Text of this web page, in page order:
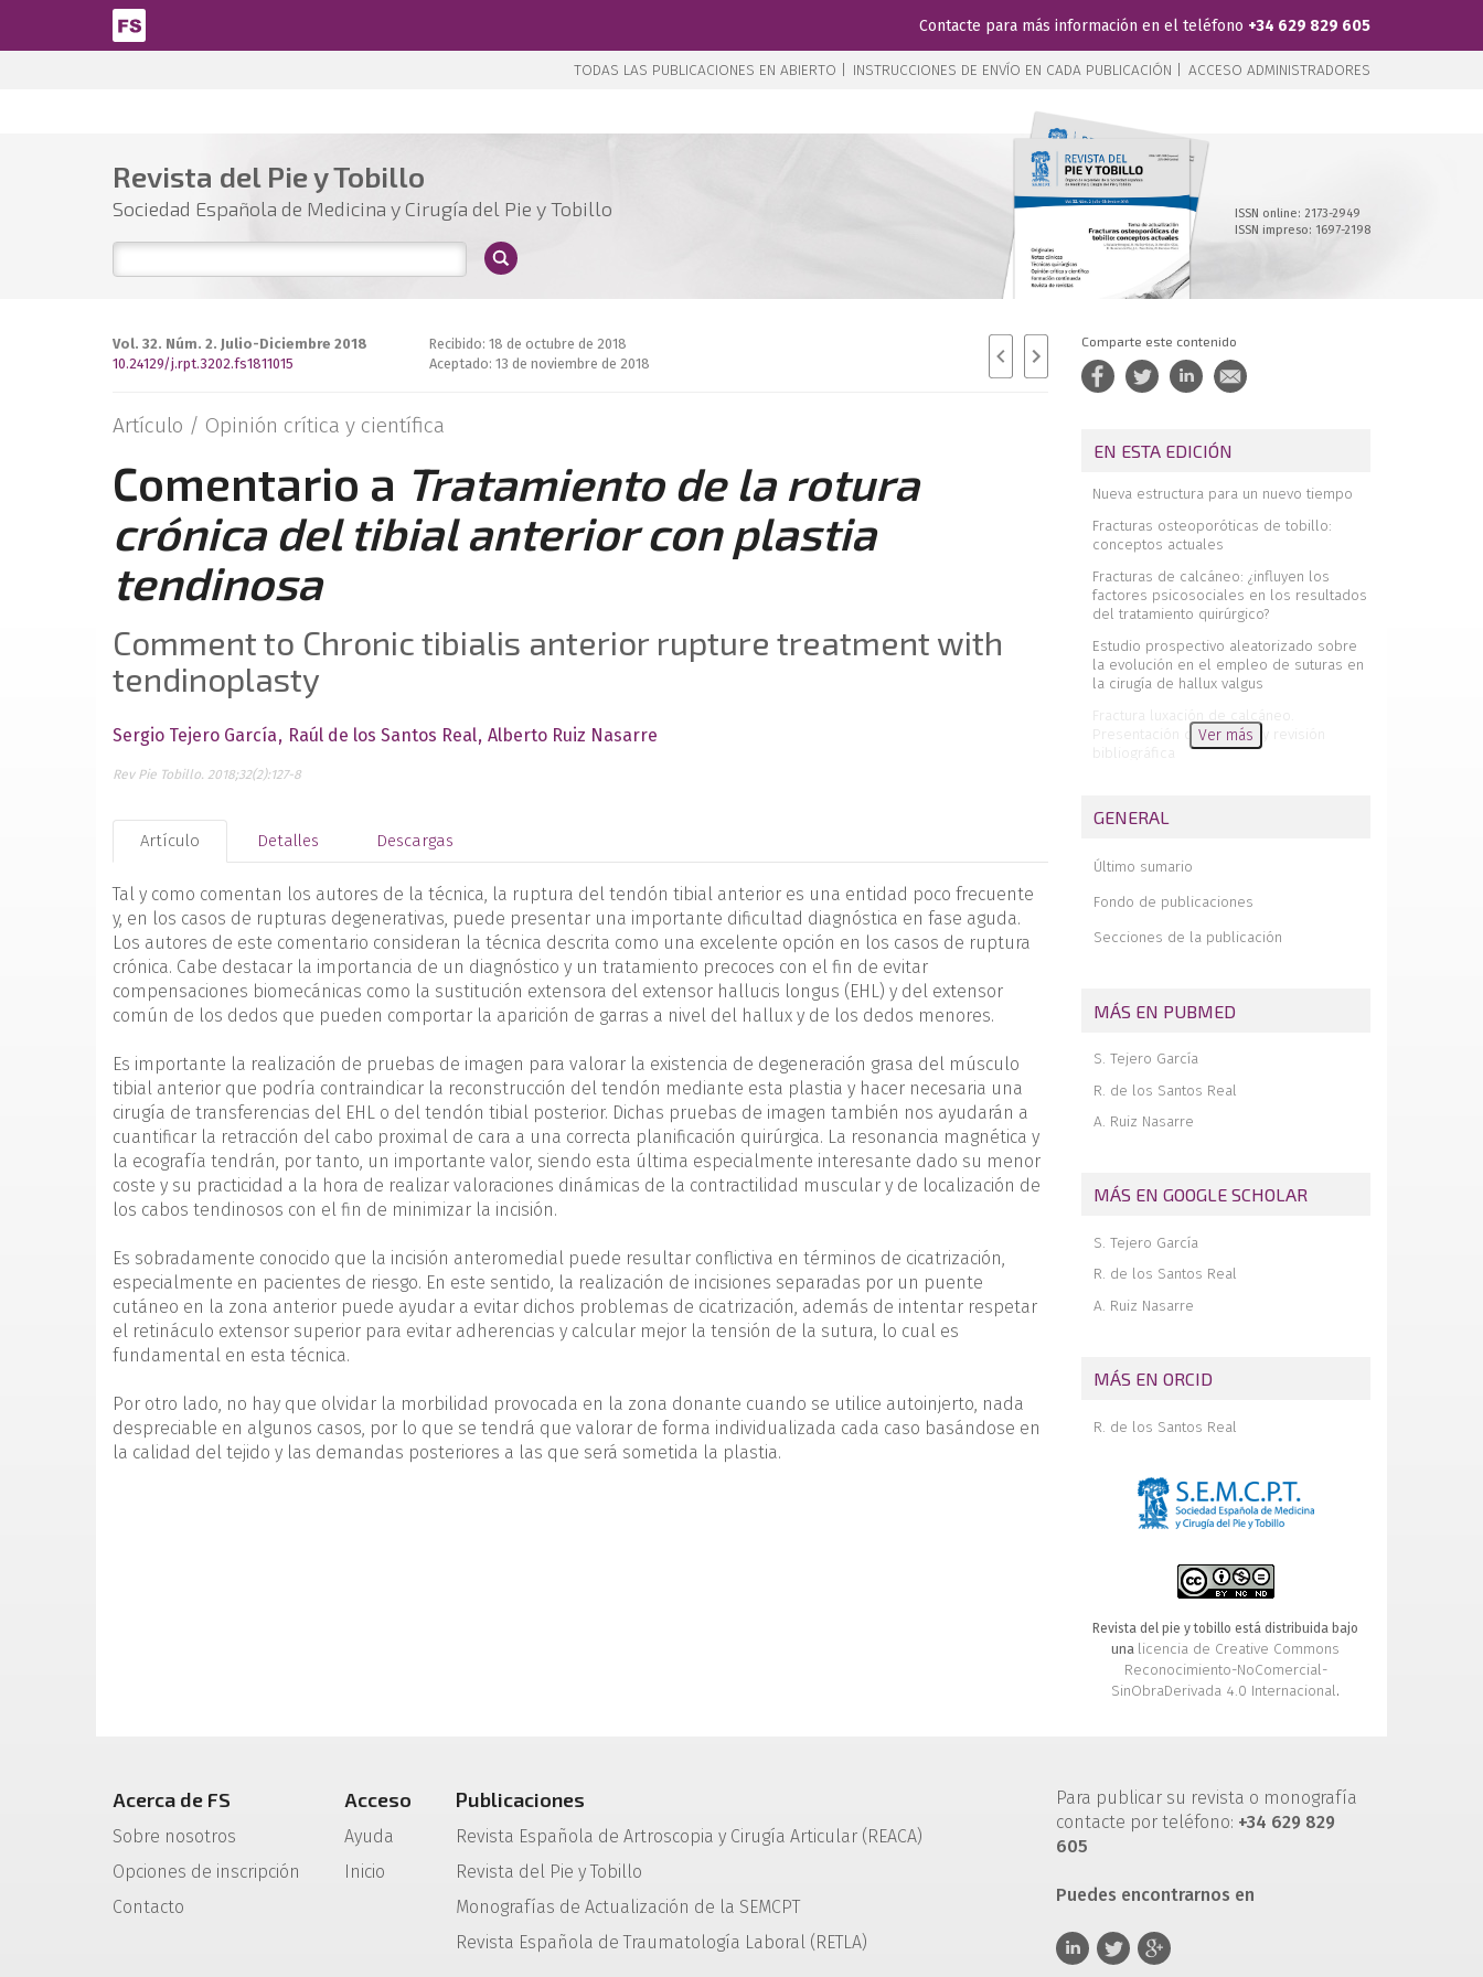
Pasar al contenido principal
Contacte para más información en el teléfono +34 629 829 605
TODAS LAS PUBLICACIONES EN ABIERTO | INSTRUCCIONES DE ENVÍO EN CADA PUBLICACIÓN | ACCESO ADMINISTRADORES
Revista del Pie y Tobillo
Sociedad Española de Medicina y Cirugía del Pie y Tobillo
ISSN online: 2173-2949
ISSN impreso: 1697-2198
Vol. 32. Núm. 2. Julio-Diciembre 2018
10.24129/j.rpt.3202.fs1811015
Recibido: 18 de octubre de 2018
Aceptado: 13 de noviembre de 2018
Artículo / Opinión crítica y científica
Comentario a Tratamiento de la rotura
crónica del tibial anterior con plastia
tendinosa
Comment to Chronic tibialis anterior rupture treatment with
tendinoplasty
Sergio Tejero García Raúl de los Santos Real Alberto Ruiz Nasarre
Rev Pie Tobillo. 2018;32(2):127-8
Artículo Detalles Descargas
Tal y como comentan los autores de la técnica, la ruptura del tendón tibial anterior es una entidad poco frecuente
y, en los casos de rupturas degenerativas, puede presentar una importante dificultad diagnóstica en fase aguda.
Los autores de este comentario consideran la técnica descrita como una excelente opción en los casos de ruptura
crónica. Cabe destacar la importancia de un diagnóstico y un tratamiento precoces con el fin de evitar
compensaciones biomecánicas como la sustitución extensora del extensor hallucis longus (EHL) y del extensor
común de los dedos que pueden comportar la aparición de garras a nivel del hallux y de los dedos menores.
Es importante la realización de pruebas de imagen para valorar la existencia de degeneración grasa del músculo
tibial anterior que podría contraindicar la reconstrucción del tendón mediante esta plastia y hacer necesaria una
cirugía de transferencias del EHL o del tendón tibial posterior. Dichas pruebas de imagen también nos ayudarán a
cuantificar la retracción del cabo proximal de cara a una correcta planificación quirúrgica. La resonancia magnética y
la ecografía tendrán, por tanto, un importante valor, siendo esta última especialmente interesante dado su menor
coste y su practicidad a la hora de realizar valoraciones dinámicas de la contractilidad muscular y de localización de
los cabos tendinosos con el fin de minimizar la incisión.
Es sobradamente conocido que la incisión anteromedial puede resultar conflictiva en términos de cicatrización,
especialmente en pacientes de riesgo. En este sentido, la realización de incisiones separadas por un puente
cutáneo en la zona anterior puede ayudar a evitar dichos problemas de cicatrización, además de intentar respetar
el retináculo extensor superior para evitar adherencias y calcular mejor la tensión de la sutura, lo cual es
fundamental en esta técnica.
Por otro lado, no hay que olvidar la morbilidad provocada en la zona donante cuando se utilice autoinjerto, nada
despreciable en algunos casos, por lo que se tendrá que valorar de forma individualizada cada caso basándose en
la calidad del tejido y las demandas posteriores a las que será sometida la plastia.
Comparte este contenido
EN ESTA EDICIÓN
Nueva estructura para un nuevo tiempo
Fracturas osteoporóticas de tobillo:
conceptos actuales
Fracturas de calcáneo: ¿influyen los
factores psicosociales en los resultados
del tratamiento quirúrgico?
Estudio prospectivo aleatorizado sobre
la evolución en el empleo de suturas en
la cirugía de hallux valgus
Fractura luxación de calcáneo.
Presentación de un caso y revisión
bibliográfica
anterior con plastia tendinosa
rotura crónica del tibial anterior con
Nuestra experiencia en el tratamiento
gigantes del tobillo
Ver más
GENERAL
Último sumario
Fondo de publicaciones
Secciones de la publicación
MÁS EN PUBMED
S. Tejero García
R. de los Santos Real
A. Ruiz Nasarre
MÁS EN GOOGLE SCHOLAR
S. Tejero García
R. de los Santos Real
A. Ruiz Nasarre
MÁS EN ORCID
R. de los Santos Real
Revista del pie y tobillo está distribuida bajo
una licencia de Creative Commons
Reconocimiento-NoComercial-
SinObraDerivada 4.0 Internacional.
Acerca de FS
Sobre nosotros
Opciones de inscripción
Contacto
Acceso
Ayuda
Inicio
Publicaciones
Revista Española de Artroscopia y Cirugía Articular (REACA)
Revista del Pie y Tobillo
Monografías de Actualización de la SEMCPT
Revista Española de Traumatología Laboral (RETLA)
Para publicar su revista o monografía
contacte por teléfono: +34 629 829
605
Puedes encontrarnos en